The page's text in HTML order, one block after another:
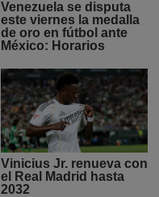
Venezuela se disputa
este viernes la medalla
de oro en fútbol ante
México: Horarios
Vinicius Jr. renueva con
el Real Madrid hasta
2032